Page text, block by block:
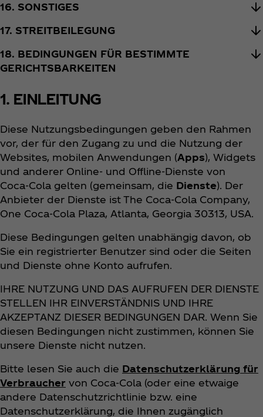
16. SONSTIGES
17. STREITBEILEGUNG
18. BEDINGUNGEN FÜR BESTIMMTE
GERICHTSBARKEITEN
1. EINLEITUNG
Diese Nutzungsbedingungen geben den Rahmen
vor, der für den Zugang zu und die Nutzung der
Websites, mobilen Anwendungen (Apps), Widgets
und anderer Online- und Offline-Dienste von
Coca‑Cola gelten (gemeinsam, die Dienste). Der
Anbieter der Dienste ist The Coca‑Cola Company,
One Coca‑Cola Plaza, Atlanta, Georgia 30313, USA.
Diese Bedingungen gelten unabhängig davon, ob
Sie ein registrierter Benutzer sind oder die Seiten
und Dienste ohne Konto aufrufen.
IHRE NUTZUNG UND DAS AUFRUFEN DER DIENSTE
STELLEN IHR EINVERSTÄNDNIS UND IHRE
AKZEPTANZ DIESER BEDINGUNGEN DAR. Wenn Sie
diesen Bedingungen nicht zustimmen, können Sie
unsere Dienste nicht nutzen.
Bitte lesen Sie auch die Datenschutzerklärung für
Verbraucher von Coca‑Cola (oder eine etwaige
andere Datenschutzrichtlinie bzw. eine
Datenschutzerklärung, die Ihnen zugänglich